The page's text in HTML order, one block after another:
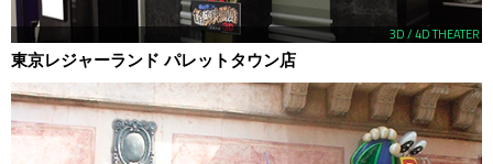
3D / 4D THEATER
東京レジャーランド パレットタウン店